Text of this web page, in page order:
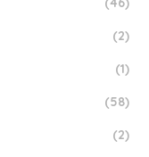
(2)
(1)
(58)
(2)